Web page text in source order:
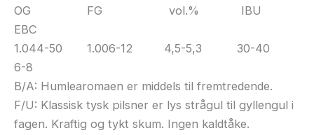
OG FG vol.% IBU
EBC
1.044-50 1.006-12 4,5-5,3 30-40
6-8
B/A: Humlearomaen er middels til fremtredende.
F/U: Klassisk tysk pilsner er lys strågul til gyllengul i
fagen. Kraftig og tykt skum. Ingen kaldtåke.